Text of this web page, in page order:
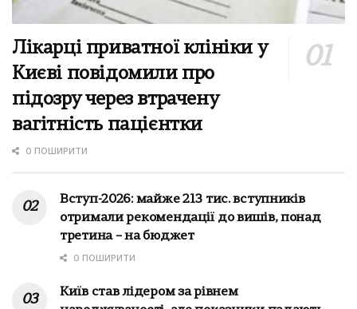
Лікарці приватної клініки у
Києві повідомили про
підозру через втрачену
вагітність пацієнтки
0 ПОШИРИТИ
Вступ-2026: майже 213 тис. вступників
отримали рекомендації до вишів, понад
третина – на бюджет
0 ПОШИРИТИ
Київ став лідером за рівнем